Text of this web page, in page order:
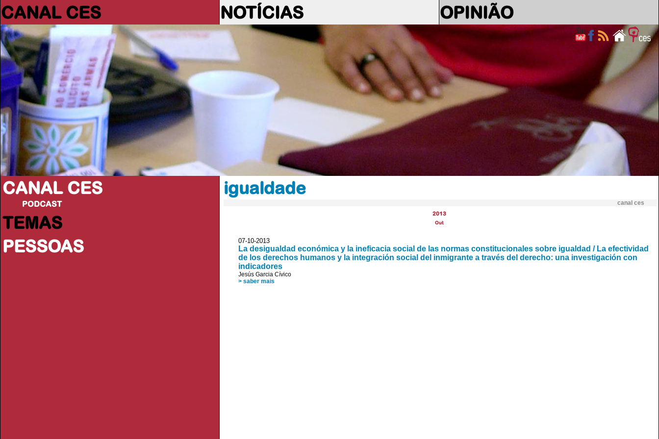
CANAL CES NOTÍCIAS OPINIÃO
CANAL CES
PODCAST
TEMAS
PESSOAS
igualdade
canal ces
2013
Out
07-10-2013
La desigualdad económica y la ineficacia social de las normas constitucionales sobre igualdad / La efectividad
de los derechos humanos y la integración social del inmigrante a través del derecho: una investigación con
indicadores
Jesús Garcia Cívico
> saber mais